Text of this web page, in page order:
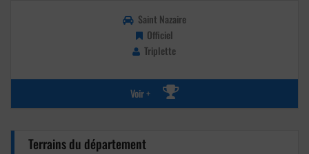
Saint Nazaire
Officiel
Triplette
Voir +
Terrains du département